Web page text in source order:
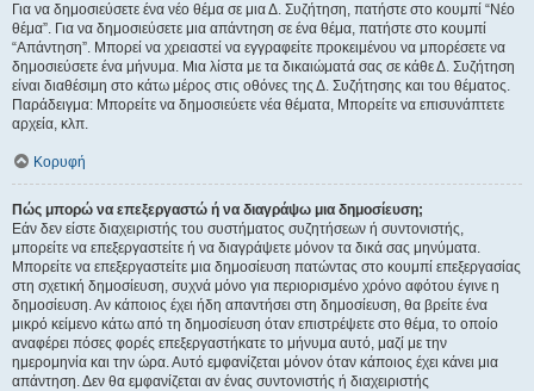
Για να δημοσιεύσετε ένα νέο θέμα σε μια Δ. Συζήτηση, πατήστε στο κουμπί “Νέο
θέμα”. Για να δημοσιεύσετε μια απάντηση σε ένα θέμα, πατήστε στο κουμπί
“Απάντηση”. Μπορεί να χρειαστεί να εγγραφείτε προκειμένου να μπορέσετε να
δημοσιεύσετε ένα μήνυμα. Μια λίστα με τα δικαιώματά σας σε κάθε Δ. Συζήτηση
είναι διαθέσιμη στο κάτω μέρος στις οθόνες της Δ. Συζήτησης και του θέματος.
Παράδειγμα: Μπορείτε να δημοσιεύετε νέα θέματα, Μπορείτε να επισυνάπτετε
αρχεία, κλπ.
Κορυφή
Πώς μπορώ να επεξεργαστώ ή να διαγράψω μια δημοσίευση;
Εάν δεν είστε διαχειριστής του συστήματος συζητήσεων ή συντονιστής,
μπορείτε να επεξεργαστείτε ή να διαγράψετε μόνον τα δικά σας μηνύματα.
Μπορείτε να επεξεργαστείτε μια δημοσίευση πατώντας στο κουμπί επεξεργασίας
στη σχετική δημοσίευση, συχνά μόνο για περιορισμένο χρόνο αφότου έγινε η
δημοσίευση. Αν κάποιος έχει ήδη απαντήσει στη δημοσίευση, θα βρείτε ένα
μικρό κείμενο κάτω από τη δημοσίευση όταν επιστρέψετε στο θέμα, το οποίο
αναφέρει πόσες φορές επεξεργαστήκατε το μήνυμα αυτό, μαζί με την
ημερομηνία και την ώρα. Αυτό εμφανίζεται μόνον όταν κάποιος έχει κάνει μια
απάντηση. Δεν θα εμφανίζεται αν ένας συντονιστής ή διαχειριστής